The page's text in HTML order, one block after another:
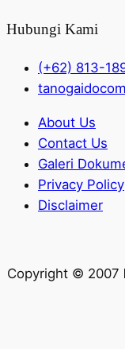
Hubungi Kami
(+62) 813-
About Us
Contact Us
Galeri
Privacy Policy
Disclaimer
Copyright © 2007